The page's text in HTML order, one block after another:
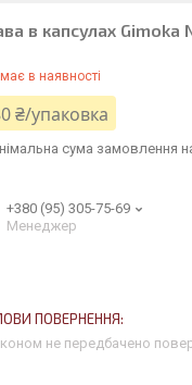
в капсулах
в наявності
₴/упаковка
сума замовлення
+380 (95) 305-75-69
Менеджер
не передбачено